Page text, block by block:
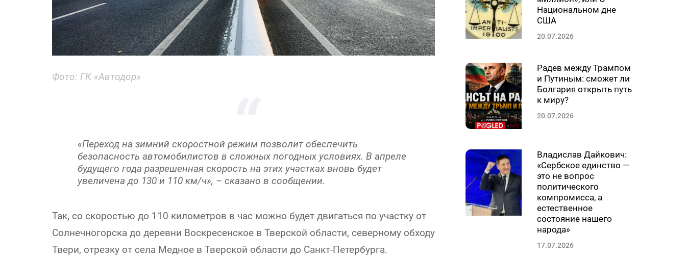
Фото: ГК «Автодор»
«Переход на зимний скоростной режим позволит обеспечить
безопасность автомобилистов в сложных погодных условиях. В апреле
будущего года разрешенная скорость на этих участках вновь будет
увеличена до 130 и 110 км/ч», – сказано в сообщении.
Так, со скоростью до 110 километров в час можно будет двигаться по участку от
Солнечногорска до деревни Воскресенское в Тверской области, северному обходу
Твери, отрезку от села Медное в Тверской области до Санкт-Петербурга.
Национальном дне
США
20.07.2026
Радев между Трампом
и Путиным: сможет ли
Болгария открыть путь
к миру?
20.07.2026
Владислав Дайкович:
«Сербское единство —
это не вопрос
политического
компромисса, а
естественное
состояние нашего
народа»
17.07.2026